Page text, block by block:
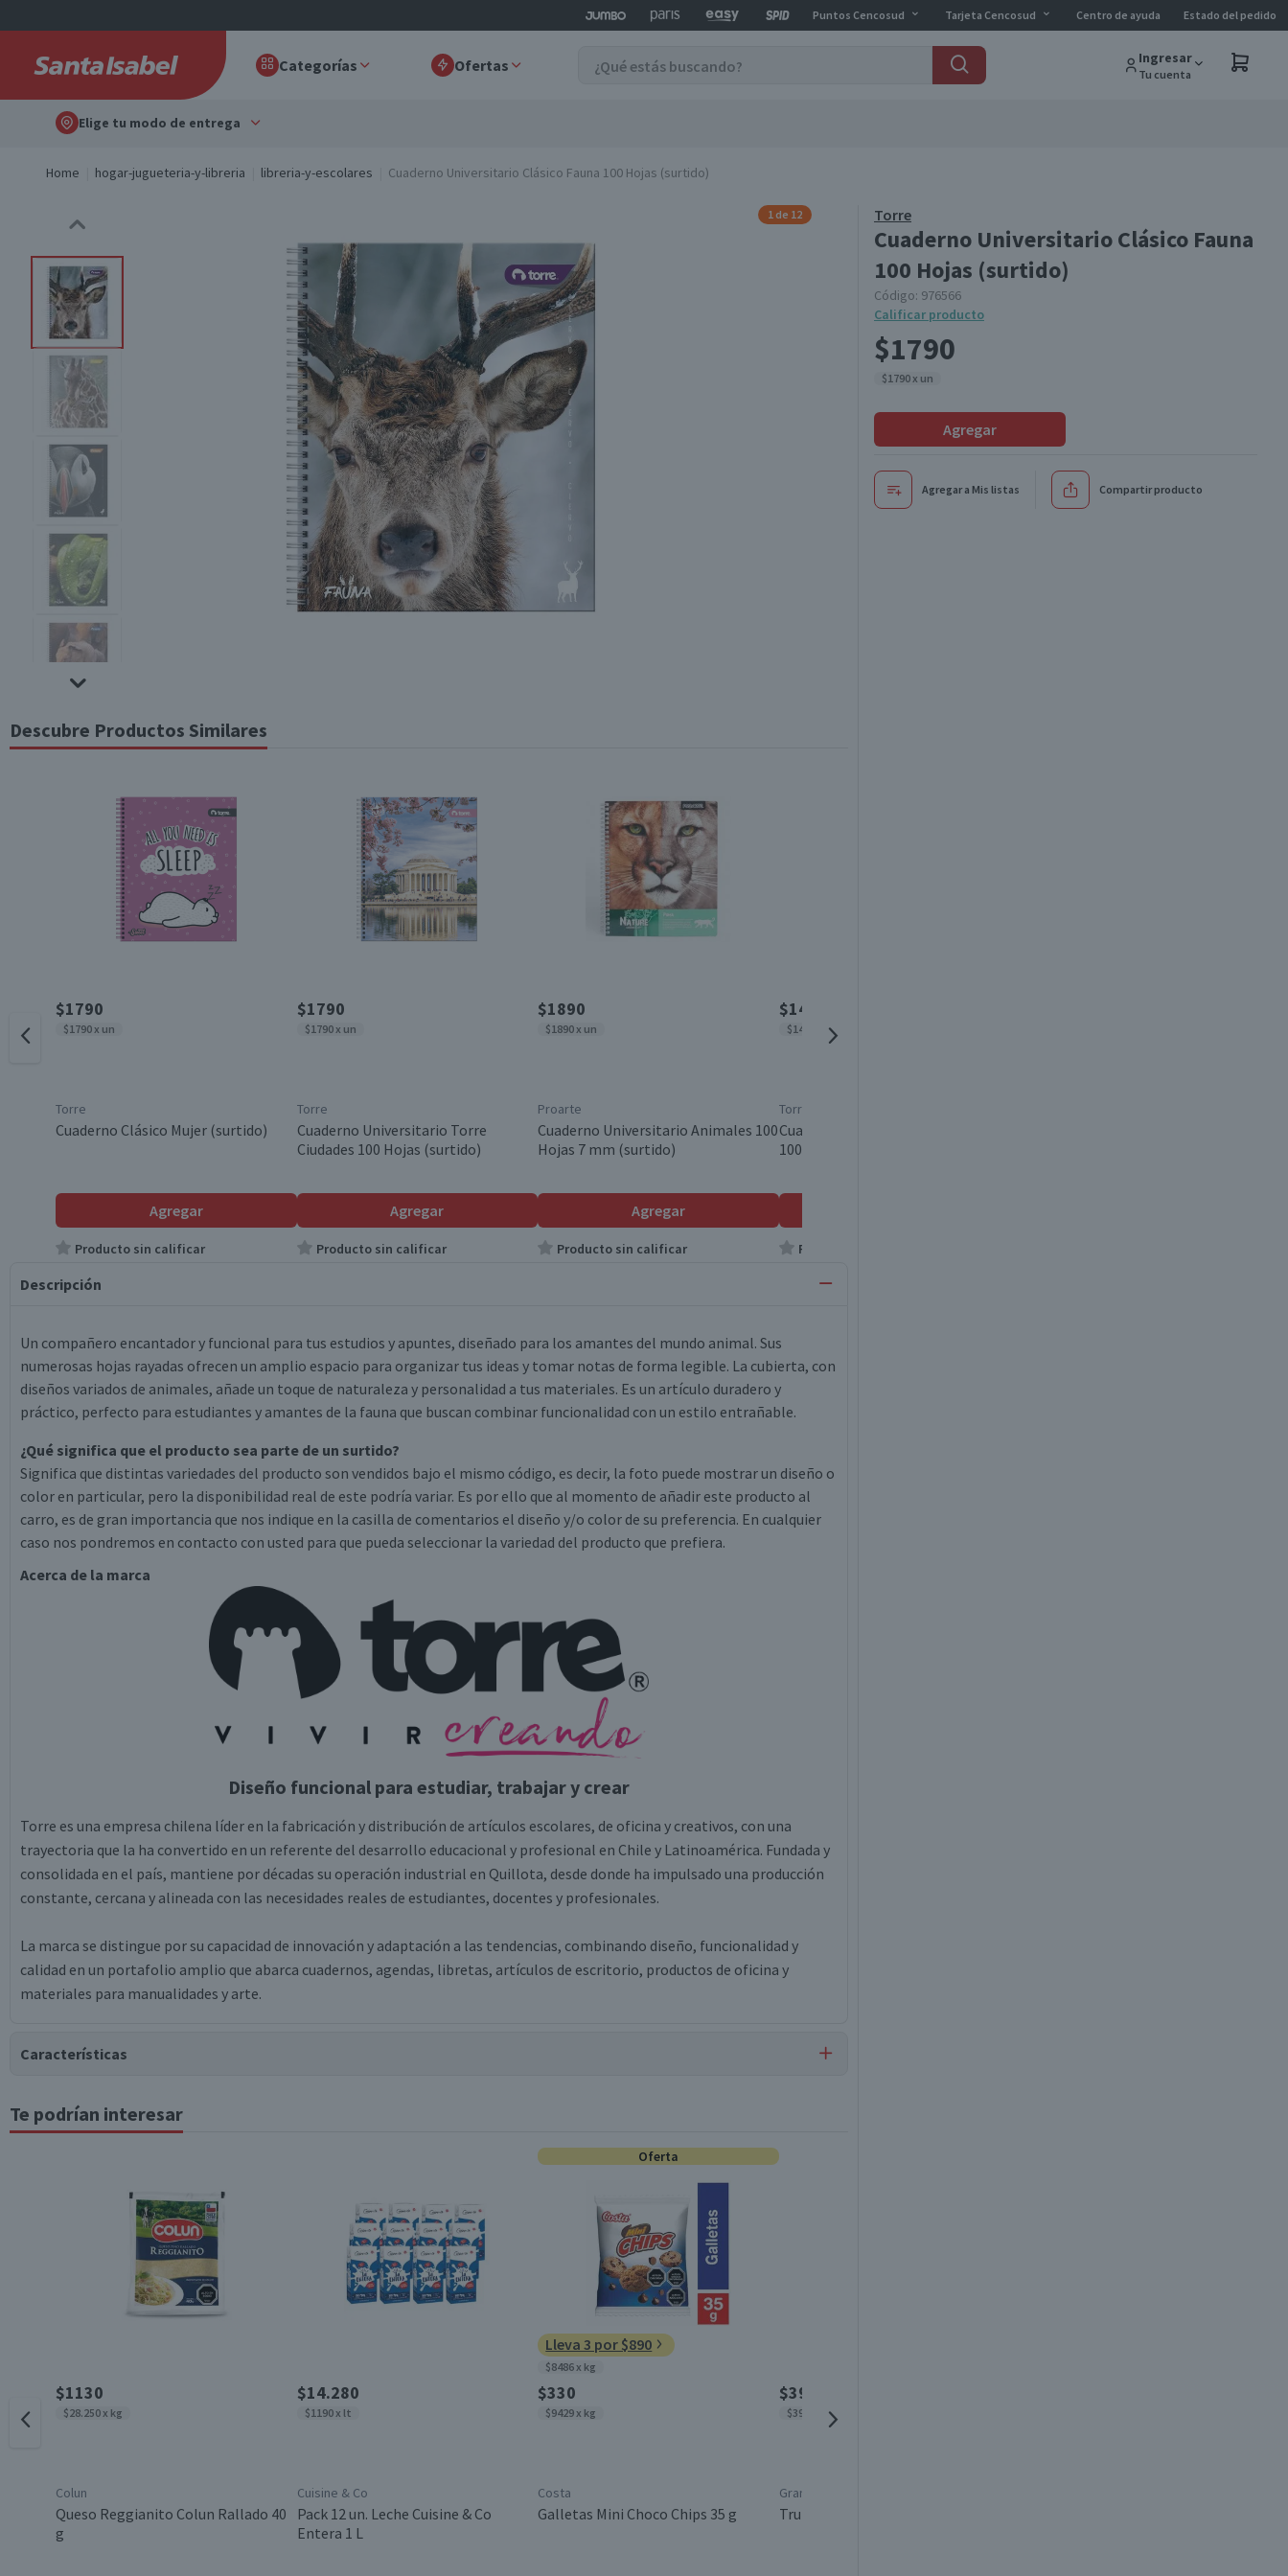
Puntos Cencosud Tarjeta Cencosud Centro de ayuda Estado del pedido
Categorías Ofertas Ingresar
Tu cuenta
Elige tu modo de entrega
Home hogar-jugueteria-y-libreria libreria-y-escolares Cuaderno Universitario Clásico Fauna 100 Hojas (surtido)
Torre
Cuaderno Universitario Clásico Fauna
100 Hojas (surtido)
Código: 976566
Calificar producto
$1790
$1790 x un
Agregar
Agregar a Mis listas Compartir producto
1 de 12
Descubre Productos Similares
$1790
$1790 x un
Torre
Cuaderno Clásico Mujer (surtido)
Agregar
Producto sin calificar
$1790
$1790 x un
Torre
Cuaderno Universitario Torre
Ciudades 100 Hojas (surtido)
Agregar
Producto sin calificar
$1890
$1890 x un
Proarte
Cuaderno Universitario Animales 100
Hojas 7 mm (surtido)
Agregar
Producto sin calificar
$1490
$1490 x un
Torre
Cuaderno College Torre Liso 7 mm
100 Hojas
Producto sin calificar
Descripción
Un compañero encantador y funcional para tus estudios y apuntes, diseñado para los amantes del mundo animal. Sus
numerosas hojas rayadas ofrecen un amplio espacio para organizar tus ideas y tomar notas de forma legible. La cubierta, con
diseños variados de animales, añade un toque de naturaleza y personalidad a tus materiales. Es un artículo duradero y
práctico, perfecto para estudiantes y amantes de la fauna que buscan combinar funcionalidad con un estilo entrañable.
¿Qué significa que el producto sea parte de un surtido?
Significa que distintas variedades del producto son vendidos bajo el mismo código, es decir, la foto puede mostrar un diseño o
color en particular, pero la disponibilidad real de este podría variar. Es por ello que al momento de añadir este producto al
carro, es de gran importancia que nos indique en la casilla de comentarios el diseño y/o color de su preferencia. En cualquier
caso nos pondremos en contacto con usted para que pueda seleccionar la variedad del producto que prefiera.
Acerca de la marca
Diseño funcional para estudiar, trabajar y crear
Torre es una empresa chilena líder en la fabricación y distribución de artículos escolares, de oficina y creativos, con una
trayectoria que la ha convertido en un referente del desarrollo educacional y profesional en Chile y Latinoamérica. Fundada y
consolidada en el país, mantiene por décadas su operación industrial en Quillota, desde donde ha impulsado una producción
constante, cercana y alineada con las necesidades reales de estudiantes, docentes y profesionales.
La marca se distingue por su capacidad de innovación y adaptación a las tendencias, combinando diseño, funcionalidad y
calidad en un portafolio amplio que abarca cuadernos, agendas, libretas, artículos de escritorio, productos de oficina y
materiales para manualidades y arte.
Características
Tipo de Producto
1 un.
Cantidad de Hojas
6 meses, a partir de la entrega del producto
Te podrían interesar
$1130
$28.250 x kg
Colun
Queso Reggianito Colun Rallado 40
g
$14.280
$1190 x lt
Cuisine & Co
Pack 12 un. Leche Cuisine & Co
Entera 1 L
Oferta
Lleva 3 por $890
$8486 x kg
$330
$9429 x kg
Costa
Galletas Mini Choco Chips 35 g
$3990
$3990 x kg
Granel
Trutro Entero de Pollo kg